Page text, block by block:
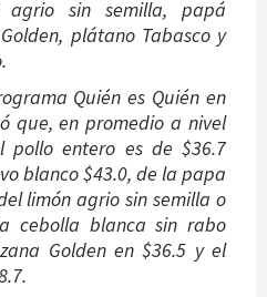
agrio sin semilla, papá
plátano Tabasco y
Quién es Quién en
que, en promedio a nivel
pollo entero es de $36.7
blanco $43.0, de la papa
limón agrio sin semilla o
cebolla blanca sin rabo
Golden en $36.5 y el